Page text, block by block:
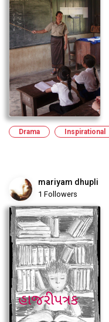
Drama Inspirational
mariyam dhupli
1 Followers